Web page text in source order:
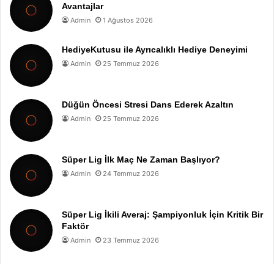
Avantajlar
Admin 1 Ağustos 2026
HediyeKutusu ile Ayrıcalıklı Hediye Deneyimi
Admin 25 Temmuz 2026
Düğün Öncesi Stresi Dans Ederek Azaltın
Admin 25 Temmuz 2026
Süper Lig İlk Maç Ne Zaman Başlıyor?
Admin 24 Temmuz 2026
Süper Lig İkili Averaj: Şampiyonluk İçin Kritik Bir
Faktör
Admin 23 Temmuz 2026